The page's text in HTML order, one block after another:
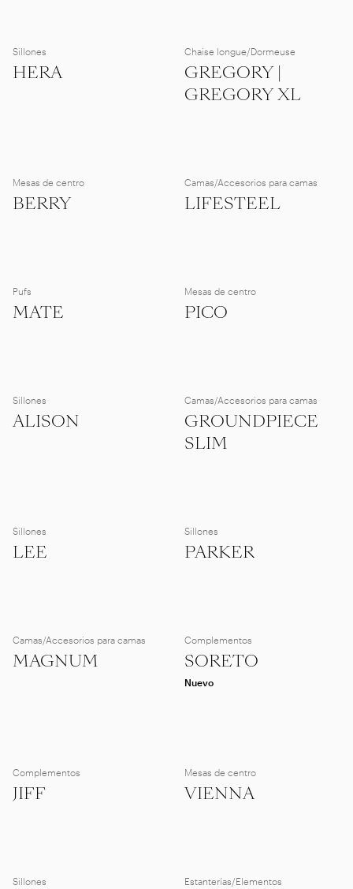
Sillones
HERA
Chaise longue/Dormeuse
GREGORY |
GREGORY XL
Mesas de centro
BERRY
Camas/Accesorios para camas
LIFESTEEL
Pufs
MATE
Mesas de centro
PICO
Sillones
ALISON
Camas/Accesorios para camas
GROUNDPIECE
SLIM
Sillones
LEE
Sillones
PARKER
Camas/Accesorios para camas
MAGNUM
Complementos
SORETO
Nuevo
Complementos
JIFF
Mesas de centro
VIENNA
Sillones
Estanterías/Elementos